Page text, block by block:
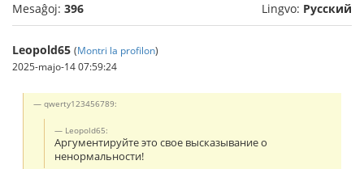
Mesaĝoj: 396 Lingvo: Русский
Leopold65 (Montri la profilon)
2025-majo-14 07:59:24
qwerty123456789:
Leopold65:
Аргументируйте это свое высказывание о
ненормальности!